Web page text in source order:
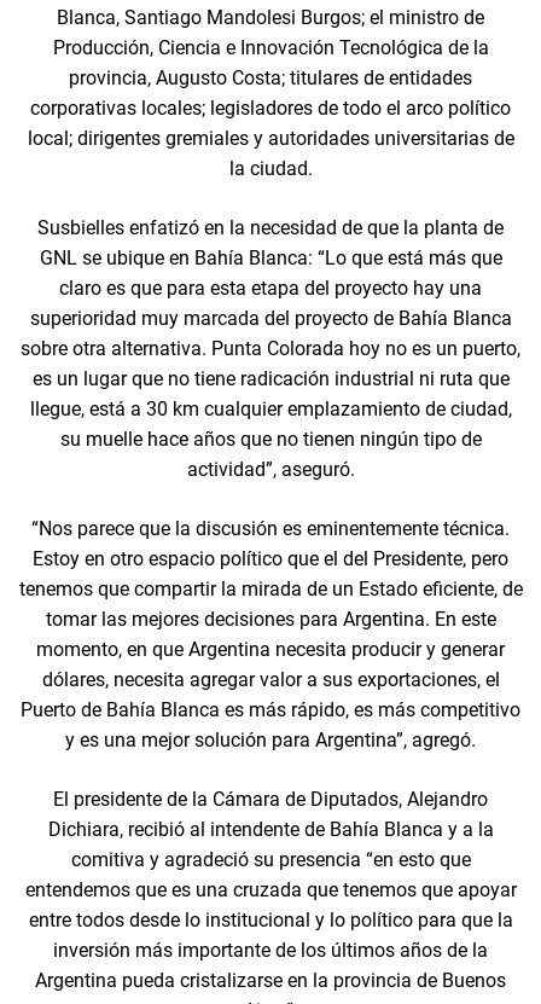
Blanca, Santiago Mandolesi Burgos; el ministro de
Producción, Ciencia e Innovación Tecnológica de la
provincia, Augusto Costa; titulares de entidades
corporativas locales; legisladores de todo el arco político
local; dirigentes gremiales y autoridades universitarias de
la ciudad.
Susbielles enfatizó en la necesidad de que la planta de
GNL se ubique en Bahía Blanca: “Lo que está más que
claro es que para esta etapa del proyecto hay una
superioridad muy marcada del proyecto de Bahía Blanca
sobre otra alternativa. Punta Colorada hoy no es un puerto,
es un lugar que no tiene radicación industrial ni ruta que
llegue, está a 30 km cualquier emplazamiento de ciudad,
su muelle hace años que no tienen ningún tipo de
actividad”, aseguró.
“Nos parece que la discusión es eminentemente técnica.
Estoy en otro espacio político que el del Presidente, pero
tenemos que compartir la mirada de un Estado eficiente, de
tomar las mejores decisiones para Argentina. En este
momento, en que Argentina necesita producir y generar
dólares, necesita agregar valor a sus exportaciones, el
Puerto de Bahía Blanca es más rápido, es más competitivo
y es una mejor solución para Argentina”, agregó.
El presidente de la Cámara de Diputados, Alejandro
Dichiara, recibió al intendente de Bahía Blanca y a la
comitiva y agradeció su presencia “en esto que
entendemos que es una cruzada que tenemos que apoyar
entre todos desde lo institucional y lo político para que la
inversión más importante de los últimos años de la
Argentina pueda cristalizarse en la provincia de Buenos